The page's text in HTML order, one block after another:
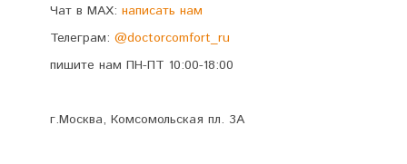
Чат в MAX: написать нам
Телеграм: @doctorcomfort_ru
пишите нам ПН-ПТ 10:00-18:00
г.Москва, Комсомольская пл. 3А